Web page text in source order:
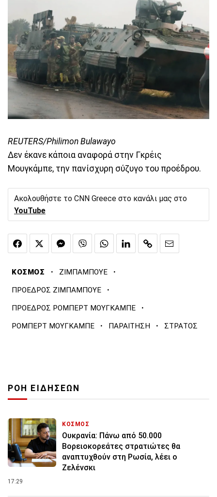
REUTERS/Philimon Bulawayo
Δεν έκανε κάποια αναφορά στην Γκρέις
Μουγκάμπε, την πανίσχυρη σύζυγο του προέδρου.
Ακολουθήστε το CNN Greece στο κανάλι μας στο
YouTube
ΚΟΣΜΟΣ · ΖΙΜΠΑΜΠΟΥΕ ·
ΠΡΟΕΔΡΟΣ ΖΙΜΠΑΜΠΟΥΕ ·
ΠΡΟΕΔΡΟΣ ΡΟΜΠΕΡΤ ΜΟΥΓΚΑΜΠΕ ·
ΡΟΜΠΕΡΤ ΜΟΥΓΚΑΜΠΕ · ΠΑΡΑΙΤΗΣΗ · ΣΤΡΑΤΟΣ
ΡΟΗ ΕΙΔΗΣΕΩΝ
ΚΟΣΜΟΣ
Ουκρανία: Πάνω από 50.000
Βορειοκορεάτες στρατιώτες θα
αναπτυχθούν στη Ρωσία, λέει ο
Ζελένσκι
17:29